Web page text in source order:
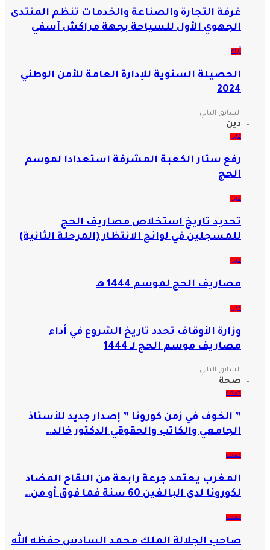
غرفة التجارة والصناعة والخدمات تنظم المنتدى
الجهوي الأول للسياحة بجهة مراكش آسفي
آراء
الحصيلة السنوية للإدارة العامة للأمن الوطني
2024
السابق التالي
دين
دين
رفع ستار الكعبة المشرفة استعدادا لموسم
الحج
دين
تحديد تاريخ استخلاص مصاريف الحج
للمسجلين في لوائح الانتظار (المرحلة الثانية)
دين
مصاريف الحج لموسم 1444 هـ
دين
وزارة الأوقاف تحدد تاريخ الشروع في أداء
مصاريف موسم الحج لـ 1444
السابق التالي
صحة
صحة
” الخوف في زمن كورونا ” إصدار جديد للأستاذ
الجامعي والكاتب والحقوقي الدكتور خالد…
صحة
المغرب يعتمد جرعة رابعة من اللقاح المضاد
لكورونا لدى البالغين 60 سنة فما فوق أو من…
صحة
صاحب الجلالة الملك محمد السادس حفظه الله